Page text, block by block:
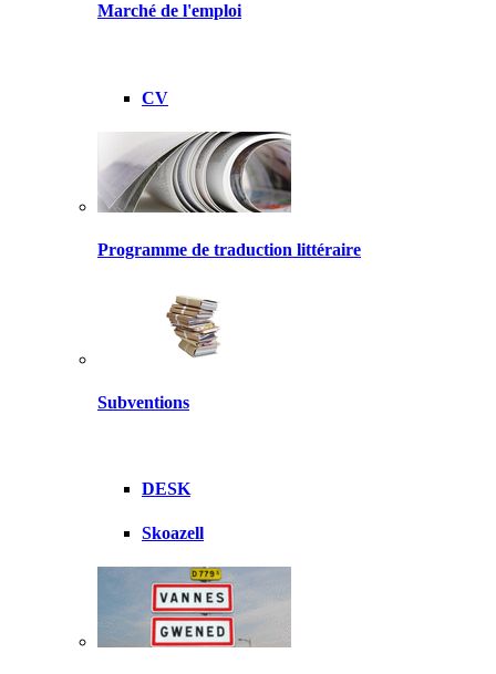
Marché de l'emploi
CV
Programme de traduction littéraire
Subventions
DESK
Skoazell